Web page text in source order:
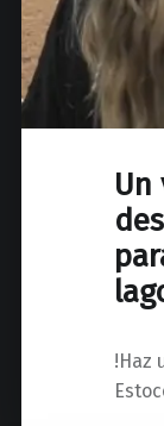
Un
!Haz